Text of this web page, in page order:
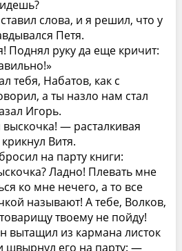
слова, и я решил, что у
Петя.
Поднял руку да еще кричит:
тебя, Набатов, как с
а ты назло нам стал
Игорь.
— расталкивая
Витя.
на парту книги:
Ладно! Плевать мне
ко мне нечего, а то все
называют! А тебе, Волков,
твоему не пойду!
вытащил из кармана листок
швырнул его на парту: —